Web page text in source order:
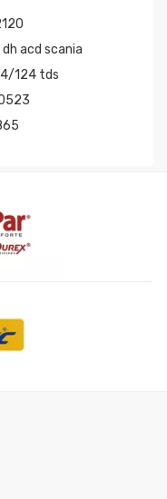
acd scania
124 tds